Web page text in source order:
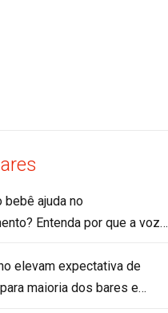
bebê ajuda no
Entenda por que a voz…
elevam expectativa de
maioria dos bares e…